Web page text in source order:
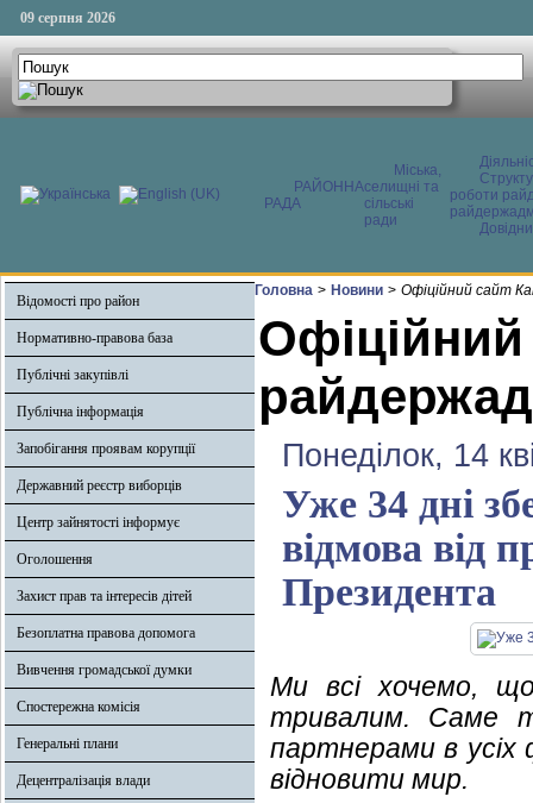
09 серпня 2026
РАЙОННА
РАДА
Міська,
селищні та
сільські
ради
роботи
Відомості про район
Нормативно-правова база
Публічні закупівлі
Публічна інформація
Запобігання проявам корупції
Державний реєстр виборців
Центр зайнятості інформує
Оголошення
Захист прав та інтересів дітей
Безоплатна правова допомога
Вивчення громадської думки
Спостережна комісія
Генеральні плани
Децентралізація влади
Головна > Новини > Офіційний сайт
Понеділок, 14
Уже 34 дні
відмова від
Президента
Ми всі хочемо,
тривалим. Саме
партнерами в усіх
відновити мир.